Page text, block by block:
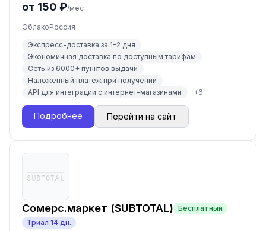
от 150 ₽/мес
ОблакоРоссия
Экспресс-доставка за 1–2 дня
Экономичная доставка по доступным тарифам
Сеть из 6000+ пунктов выдачи
Наложенный платёж при получении
API для интеграции с интернет-магазинами
+6
Подробнее Перейти на сайт
Сомерс.маркет (SUBTOTAL) Бесплатный
Триал 14 дн.